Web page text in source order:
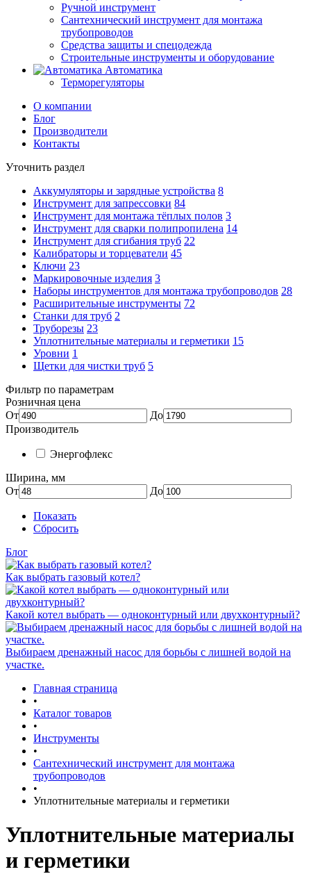
Ручной инструмент
Сантехнический инструмент для монтажа
трубопроводов
Средства защиты и спецодежда
Строительные инструменты и оборудование
Автоматика
Терморегуляторы
О компании
Блог
Производители
Контакты
Уточнить раздел
Аккумуляторы и зарядные устройства 8
Инструмент для запрессовки 84
Инструмент для монтажа тёплых полов 3
Инструмент для сварки полипропилена 14
Инструмент для сгибания труб 22
Калибраторы и торцеватели 45
Ключи 23
Маркировочные изделия 3
Наборы инструментов для монтажа трубопроводов 28
Расширительные инструменты 72
Станки для труб 2
Труборезы 23
Уплотнительные материалы и герметики 15
Уровни 1
Щетки для чистки труб 5
Фильтр по параметрам
Розничная цена
От
До
Производитель
Энергофлекс
Ширина, мм
От
До
Показать
Сбросить
Блог
Как выбрать газовый котел?
Какой котел выбрать — одноконтурный или двухконтурный?
Выбираем дренажный насос для борьбы с лишней водой на
участке.
Главная страница
•
Каталог товаров
•
Инструменты
•
Сантехнический инструмент для монтажа
трубопроводов
•
Уплотнительные материалы и герметики
Уплотнительные материалы
и герметики